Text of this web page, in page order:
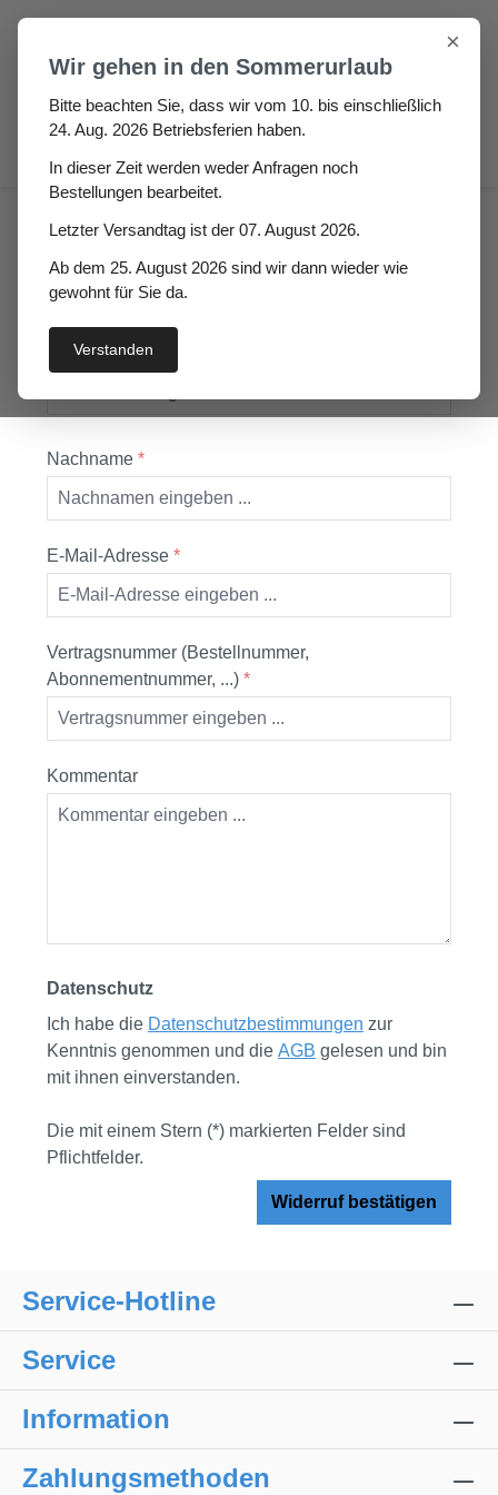
Zum Hauptinhalt springen
Information Widerrufsformular
Widerrufsformular
Vorname*
Nachname *
E-Mail-Adresse *
Vertragsnummer (Bestellnummer,
Abonnementnummer, ...) *
Kommentar
Datenschutz
Ich habe die Datenschutzbestimmungen zur
Kenntnis genommen und die AGB gelesen und bin
mit ihnen einverstanden.
Die mit einem Stern (*) markierten Felder sind
Pflichtfelder.
Widerruf bestätigen
Service-Hotline
Service
Information
Zahlungsmethoden
×
Wir gehen in den Sommerurlaub
Bitte beachten Sie, dass wir vom 10. bis einschließlich
24. Aug. 2026 Betriebsferien haben.
In dieser Zeit werden weder Anfragen noch
Bestellungen bearbeitet.
Letzter Versandtag ist der 07. August 2026.
Ab dem 25. August 2026 sind wir dann wieder wie
gewohnt für Sie da.
Verstanden